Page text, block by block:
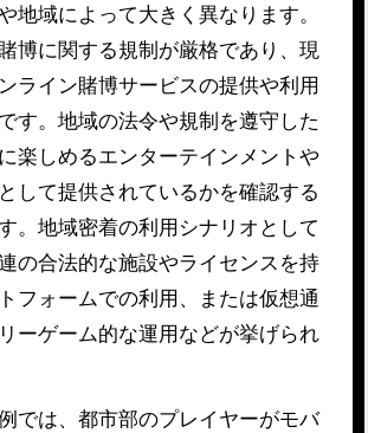
地域によって大きく異なります。
博に関する規制が厳格であり、現
ライン賭博サービスの提供や利用
す。地域の法令や規制を遵守した
楽しめるエンターテインメントや
して提供されているかを確認する
。地域密着の利用シナリオとして
の合法的な施設やライセンスを持
フォームでの利用、または仮想通
ーゲーム的な運用などが挙げられ
では、都市部のプレイヤーがモバ